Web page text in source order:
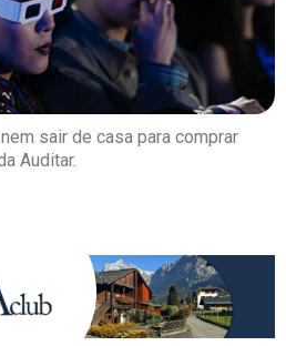
sair de casa para comprar
Auditar.